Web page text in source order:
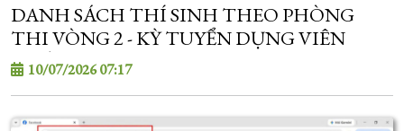
DANH SÁCH THÍ SINH THEO PHÒNG
THI VÒNG 2 - KỲ TUYỂN DỤNG VIÊN
CHỨC NĂM 2026
10/07/2026 07:17